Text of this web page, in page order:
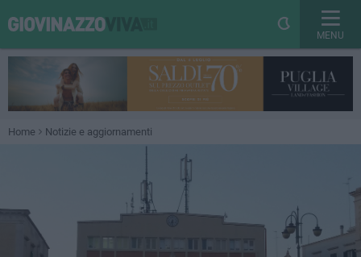
MENU
Home Notizie e aggiornamenti